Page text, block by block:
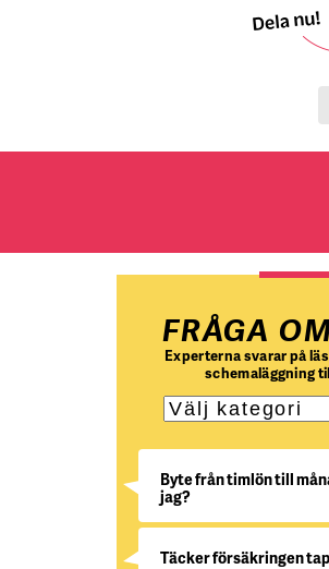
FRÅGA
Experterna svarar på
schemaläggning
Byte från timlön till
jag?
Täcker försäkringen